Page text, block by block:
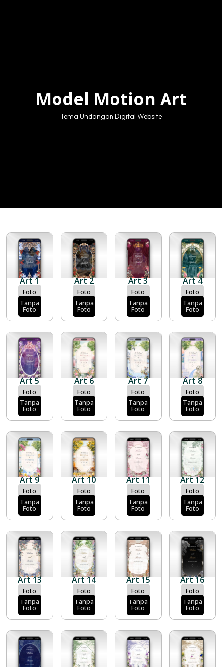
Model Motion Art
Tema Undangan Digital Website
Art 1
Foto
Tanpa
Foto
Art 2
Foto
Tanpa
Foto
Art 3
Foto
Tanpa
Foto
Art 4
Foto
Tanpa
Foto
Art 5
Foto
Tanpa
Foto
Art 6
Foto
Tanpa
Foto
Art 7
Foto
Tanpa
Foto
Art 8
Foto
Tanpa
Foto
Art 9
Foto
Tanpa
Foto
Art 10
Foto
Tanpa
Foto
Art 11
Foto
Tanpa
Foto
Art 12
Foto
Tanpa
Foto
Art 13
Foto
Tanpa
Foto
Art 14
Foto
Tanpa
Foto
Art 15
Foto
Tanpa
Foto
Art 16
Foto
Tanpa
Foto